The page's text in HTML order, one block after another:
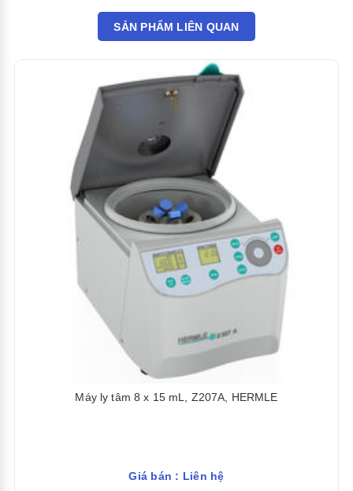
SẢN PHẨM LIÊN QUAN
Máy ly tâm 8 x 15 mL, Z207A, HERMLE
Giá bán : Liên hệ